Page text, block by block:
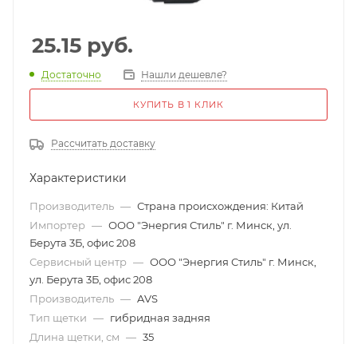
25.15 руб.
Достаточно Нашли дешевле?
КУПИТЬ В 1 КЛИК
Рассчитать доставку
Характеристики
Производитель — Страна происхождения: Китай
Импортер — ООО "Энергия Стиль" г. Минск, ул.
Берута 3Б, офис 208
Сервисный центр — ООО "Энергия Стиль" г. Минск,
ул. Берута 3Б, офис 208
Производитель — AVS
Тип щетки — гибридная задняя
Длина щетки, см — 35